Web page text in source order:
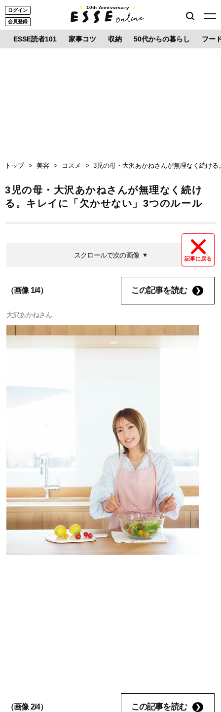
ログイン
会員登録
10th Anniversary
ESSE読者101 家事コツ 収納 50代からの暮らし フー
トップ 美容 コスメ 3児の母・大沢あかねさんが無理なく続け
3児の母・大沢あかねさんが無理なく続け
る。キレイに「欠かせない」3つのルール
記事に戻る
スクロールで次の画像
（画像 1/4） この記事を読む
大沢あかねさん
（画像 2/4） この記事を読む